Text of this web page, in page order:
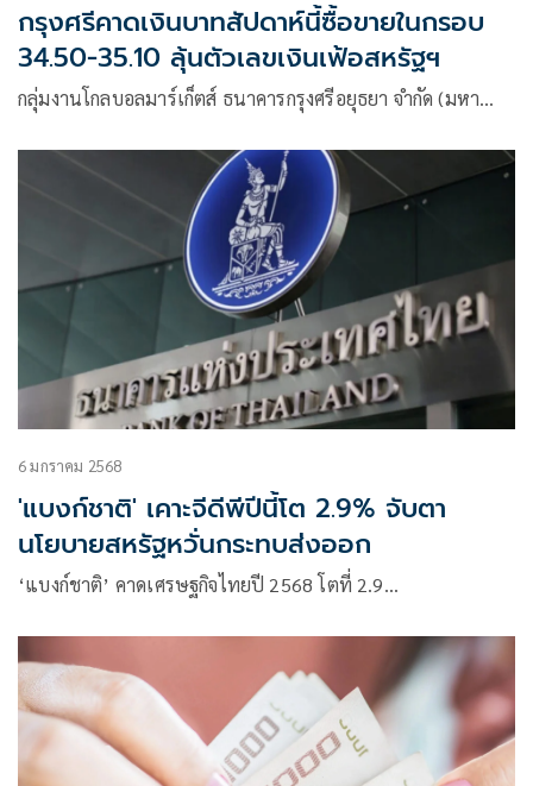
กรุงศรีคาดเงินบาทสัปดาห์นี้ซื้อขายในกรอบ
34.50-35.10 ลุ้นตัวเลขเงินเฟ้อสหรัฐฯ
กลุ่มงานโกลบอลมาร์เก็ตส์ ธนาคารกรุงศรีอยุธยา จำกัด (มหา…
6 มกราคม 2568
'แบงก์ชาติ' เคาะจีดีพีปีนี้โต 2.9% จับตา
นโยบายสหรัฐหวั่นกระทบส่งออก
‘แบงก์ชาติ’ คาดเศรษฐกิจไทยปี 2568 โตที่ 2.9…